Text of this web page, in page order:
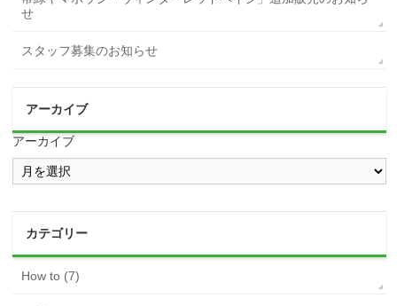
せ
スタッフ募集のお知らせ
アーカイブ
アーカイブ
カテゴリー
How to (7)